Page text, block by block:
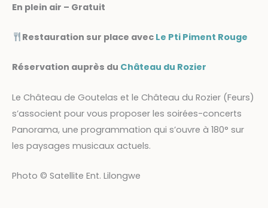
En plein air – Gratuit
Restauration sur place avec Le Pti Piment Rouge
Réservation auprès du Château du Rozier
Le Château de Goutelas et le Château du Rozier (Feurs)
s’associent pour vous proposer les soirées-concerts
Panorama, une programmation qui s’ouvre à 180° sur
les paysages musicaux actuels.
Photo © Satellite Ent. Lilongwe